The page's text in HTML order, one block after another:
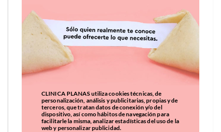
CLINICA PLANAS utiliza cookies técnicas, de
personalización, análisis y publicitarias, propias y de
terceros, que tratan datos de conexión y/o del
dispositivo, así como hábitos de navegación para
facilitarle la misma, analizar estadísticas del uso de la
web y personalizar publicidad.